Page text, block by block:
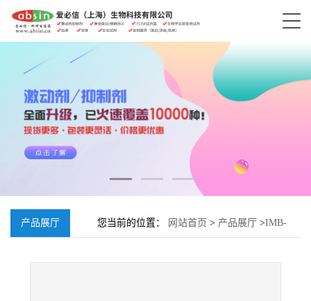
产品展厅 您当前的位置： 网站首页 > 产品展厅 >IMB-